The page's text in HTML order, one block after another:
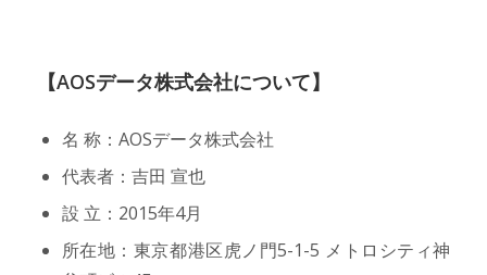
【AOSデータ株式会社について】
名 称：AOSデータ株式会社
代表者：吉田 宣也
設 立：2015年4月
所在地：東京都港区虎ノ門5-1-5 メトロシティ神